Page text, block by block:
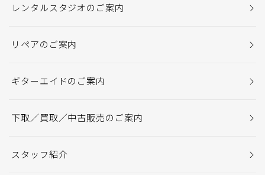
レンタルスタジオのご案内
リペアのご案内
ギターエイドのご案内
下取／買取／中古販売のご案内
スタッフ紹介